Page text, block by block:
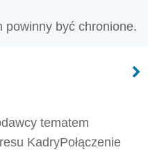
powinny być chronione.
tematem
KadryPołączenie